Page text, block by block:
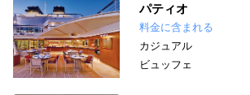
パティオ
料金に含まれる
カジュアル
ビュッフェ